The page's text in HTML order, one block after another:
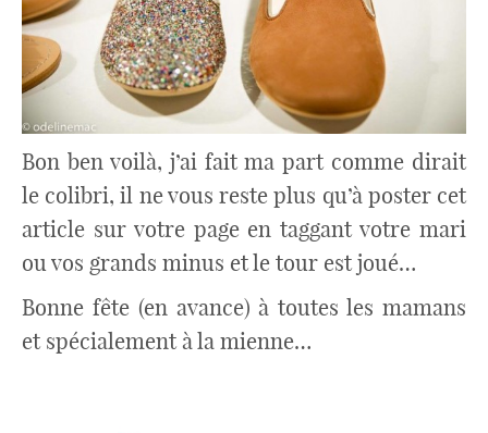
Bon ben voilà, j’ai fait ma part comme dirait
le colibri, il ne vous reste plus qu’à poster cet
article sur votre page en taggant votre mari
ou vos grands minus et le tour est joué…
Bonne fête (en avance) à toutes les mamans
et spécialement à la mienne…